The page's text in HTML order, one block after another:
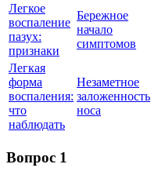
Легкое
воспаление
пазух:
признаки
Бережное
начало
симптомов
Легкая
форма
воспаления:
что
наблюдать
Незаметное
заложенность
носа
Вопрос 1